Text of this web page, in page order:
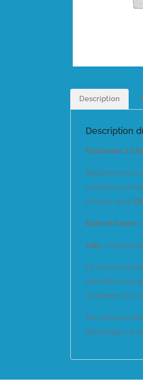
Description
Description
S’adresser à
Rejoignez-nous
avancés au
la façon dont
Date et heure :
Lieu :
Ce sera
permettent de
et adapter les
Ne manquez
davantage sur